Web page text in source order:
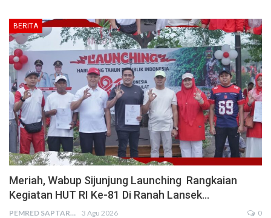
BERITA
Meriah, Wabup Sijunjung Launching Rangkaian
Kegiatan HUT RI Ke-81 Di Ranah Lansek…
PEMRED SAPTARIUS 3 Agu 2026 0